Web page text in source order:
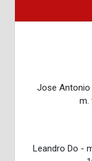
Jose Antonio
m.
Leandro Do -